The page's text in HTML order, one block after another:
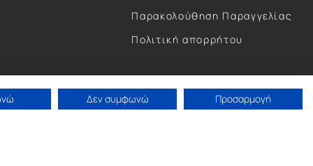
Παρακολούθηση Παραγγελίας
Πολιτική απορρήτου
Δεν συμφωνώ Προσαρμογή